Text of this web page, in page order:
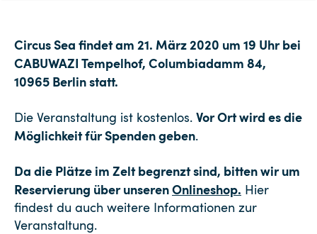
Circus Sea findet am 21. März 2020 um 19 Uhr bei
CABUWAZI Tempelhof, Columbiadamm 84,
10965 Berlin statt.
Die Veranstaltung ist kostenlos. Vor Ort wird es die
Möglichkeit für Spenden geben.
Da die Plätze im Zelt begrenzt sind, bitten wir um
Reservierung über unserenOnlineshop. Hier
findest du auch weitere Informationen zur
Veranstaltung.